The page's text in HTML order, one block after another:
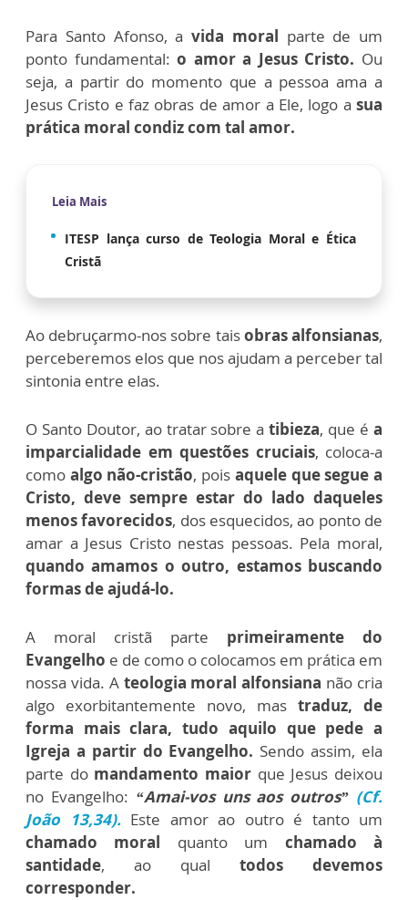
Para Santo Afonso, a vida moral parte de um
ponto fundamental:o amor a Jesus Cristo. Ou
seja, a partir do momento que a pessoa ama a
Jesus Cristo e faz obras de amor a Ele, logo a sua
prática moral condiz com tal amor.
Leia Mais
ITESP lança curso de Teologia Moral e Ética
Cristã
Ao debruçarmo-nos sobre taisobras alfonsianas,
perceberemos elos que nos ajudam a perceber tal
sintonia entre elas.
O Santo Doutor, ao tratar sobre atibieza, que éa
imparcialidade em questões cruciais, coloca-a
como algo não-cristão, pois aquele que segue a
Cristo, deve sempre estar do lado daqueles
menos favorecidos, dos esquecidos, ao ponto de
amar a Jesus Cristo nestas pessoas. Pela moral,
quando amamos o outro, estamos buscando
formas de ajudá-lo.
A moral cristã parte primeiramente do
Evangelho e de como o colocamos em prática em
nossa vida. A teologia moral alfonsiana não cria
algo exorbitantemente novo, mas traduz, de
forma mais clara, tudo aquilo que pede a
Igreja a partir do Evangelho. Sendo assim, ela
parte do mandamento maior que Jesus deixou
no Evangelho: “Amai-vos uns aos outros” (Cf.
João 13,34).Este amor ao outro é tanto um
chamado moral quanto um chamado à
santidade, ao qual todos devemos
corresponder.